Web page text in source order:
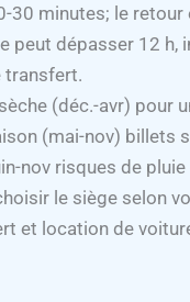
30 minutes; le
peut dépasser 12 h,
transfert.
(déc.-avr) pour
(mai-nov) billets
nov risques de
le siège selon
et location de